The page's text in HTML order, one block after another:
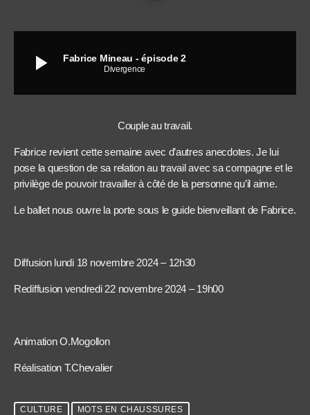
play_arrow Fabrice Mineau - épisode 2
Divergence
Couple au travail.
Fabrice revient cette semaine avec d’autres anecdotes. Je lui
pose la question de sa relation au travail avec sa compagne et le
privilège de pouvoir travailler à côté de la personne qu’il aime.
Le ballet nous ouvre la porte sous le guide bienveillant de Fabrice.
Diffusion lundi 18 novembre 2024 – 12h30
Rediffusion vendredi 22 novembre 2024 – 19h00
Animation O.Mogollon
Réalisation T.Chevalier
CULTURE MOTS EN CHAUSSURES